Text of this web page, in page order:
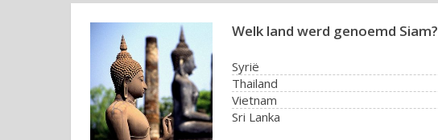
Welk land werd genoemd Siam?
Syrië
Thailand
Vietnam
Sri Lanka